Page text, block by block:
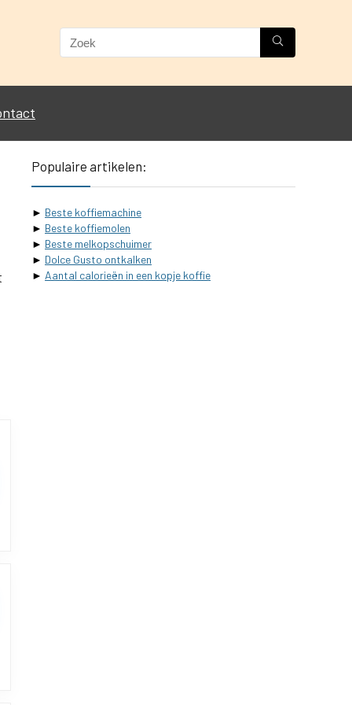
Populaire artikelen:
► Beste koffiemachine
► Beste koffiemolen
► Beste melkopschuimer
► Dolce Gusto ontkalken
► Aantal calorieën in een kopje koffie